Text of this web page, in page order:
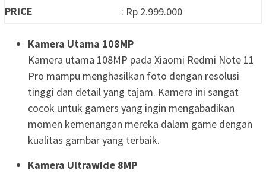
PRICE
: Rp 2.999.000
Kamera Utama 108MP
Kamera utama 108MP pada Xiaomi Redmi Note 11
Pro mampu menghasilkan foto dengan resolusi
tinggi dan detail yang tajam. Kamera ini sangat
cocok untuk gamers yang ingin mengabadikan
momen kemenangan mereka dalam game dengan
kualitas gambar yang terbaik.
Kamera Ultrawide 8MP